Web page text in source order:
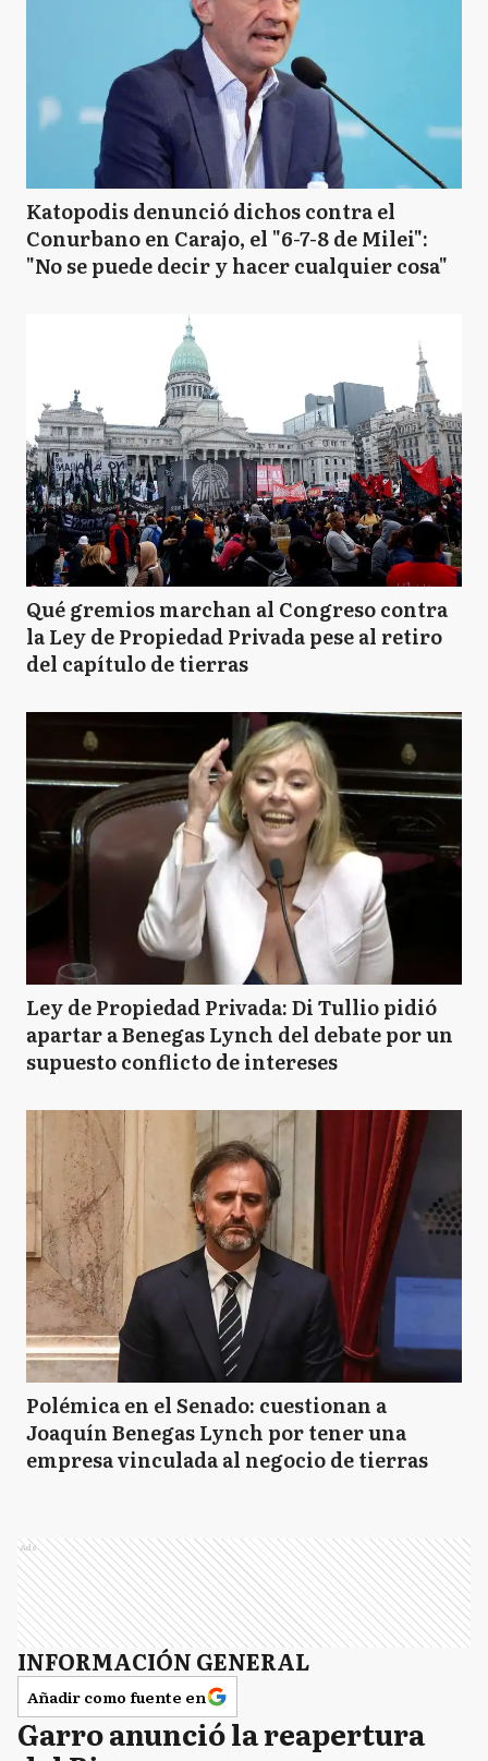
Katopodis denunció dichos contra el
Conurbano en Carajo, el "6-7-8 de Milei":
"No se puede decir y hacer cualquier cosa"
Qué gremios marchan al Congreso contra
la Ley de Propiedad Privada pese al retiro
del capítulo de tierras
Ley de Propiedad Privada: Di Tullio pidió
apartar a Benegas Lynch del debate por un
supuesto conflicto de intereses
Polémica en el Senado: cuestionan a
Joaquín Benegas Lynch por tener una
empresa vinculada al negocio de tierras
Ads
INFORMACIÓN GENERAL
Añadir como fuente en
Garro anunció la reapertura